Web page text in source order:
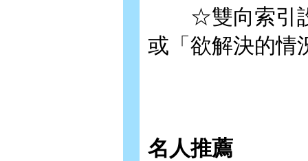
☆雙向索引設
或「欲解決的情
名人推薦